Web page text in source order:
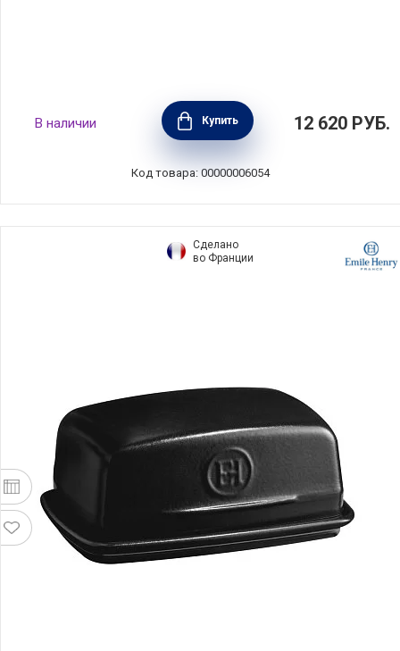
Масленка 16,5х11,5х7,5 см, керамика, цвет
гранатовый, Emile Henry, Франция, 340225
В наличии Купить 12 620 РУБ.
Код товара: 00000006054
Сделано
во Франции